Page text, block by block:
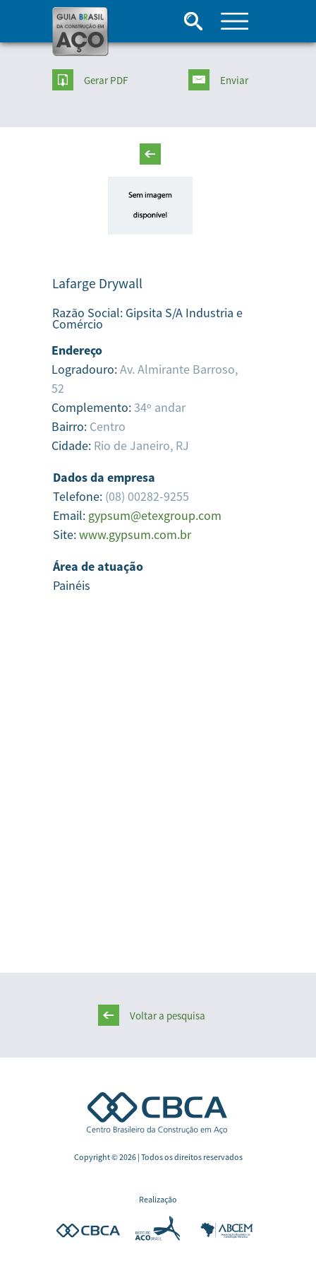
Gerar PDF Enviar
Lafarge Drywall
Razão Social: Gipsita S/A Industria e
Comércio
Endereço
Logradouro:Av. Almirante Barroso,
52
Complemento:34º andar
Bairro: Centro
Cidade: Rio de Janeiro, RJ
Dados da empresa
Telefone: (08) 00282-9255
Email: gypsum@etexgroup.com
Site:www.gypsum.com.br
Área de atuação
Painéis
Voltar a pesquisa
Copyright © 2026 | Todos os direitos reservados
Realização